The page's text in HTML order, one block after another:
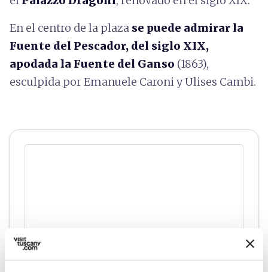
En el centro de la plaza se puede admirar la
Fuente del Pescador, del siglo XIX,
apodada la Fuente del Ganso (1863),
esculpida por Emanuele Caroni y Ulises Cambi.